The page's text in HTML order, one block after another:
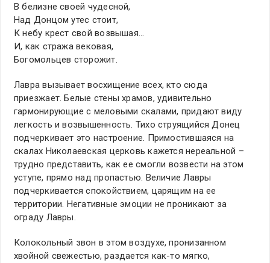
В белизне своей чудесной,
Над Донцом утес стоит,
К небу крест свой возвышая…
И, как стража вековая,
Богомольцев сторожит.
Лавра вызывает восхищение всех, кто сюда
приезжает. Белые стены храмов, удивительно
гармонирующие с меловыми скалами, придают виду
легкость и возвышенность. Тихо струящийся Донец
подчеркивает это настроение. Примостившаяся на
скалах Николаевская церковь кажется нереальной –
трудно представить, как ее смогли возвести на этом
уступе, прямо над пропастью. Величие Лавры
подчеркивается спокойствием, царящим на ее
территории. Негативные эмоции не проникают за
ограду Лавры.
Колокольный звон в этом воздухе, пронизанном
хвойной свежестью, раздается как-то мягко,